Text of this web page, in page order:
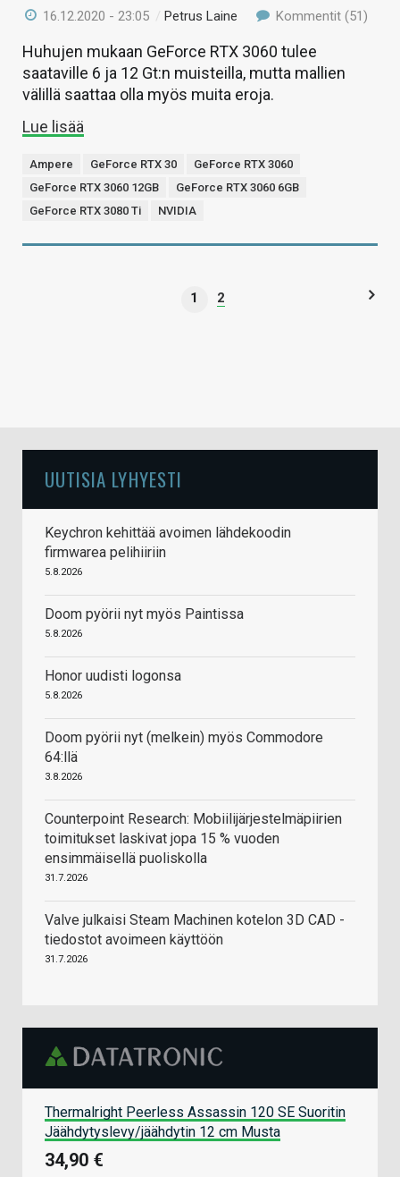
16.12.2020 - 23:05 /Petrus Laine Kommentit (51)
Huhujen mukaan GeForce RTX 3060 tulee
saataville 6 ja 12 Gt:n muisteilla, mutta mallien
välillä saattaa olla myös muita eroja.
Lue lisää
Ampere GeForce RTX 30
GeForce RTX 3060
GeForce RTX 3060 12GB
GeForce RTX 3060 6GB
GeForce RTX 3080 Ti
NVIDIA
1 2
UUTISIA LYHYESTI
Keychron kehittää avoimen lähdekoodin
firmwarea pelihiiriin
5.8.2026
Doom pyörii nyt myös Paintissa
5.8.2026
Honor uudisti logonsa
5.8.2026
Doom pyörii nyt (melkein) myös Commodore
64:llä
3.8.2026
Counterpoint Research: Mobiilijärjestelmäpiirien
toimitukset laskivat jopa 15 % vuoden
ensimmäisellä puoliskolla
31.7.2026
Valve julkaisi Steam Machinen kotelon 3D CAD -
tiedostot avoimeen käyttöön
31.7.2026
Thermalright Peerless Assassin 120 SE Suoritin
Jäähdytyslevy/jäähdytin 12 cm Musta
34,90 €